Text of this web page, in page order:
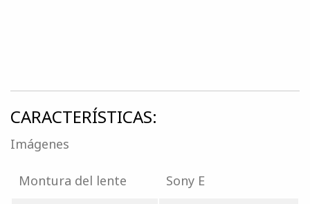
CARACTERÍSTICAS:
Imágenes
Montura del lente Sony E